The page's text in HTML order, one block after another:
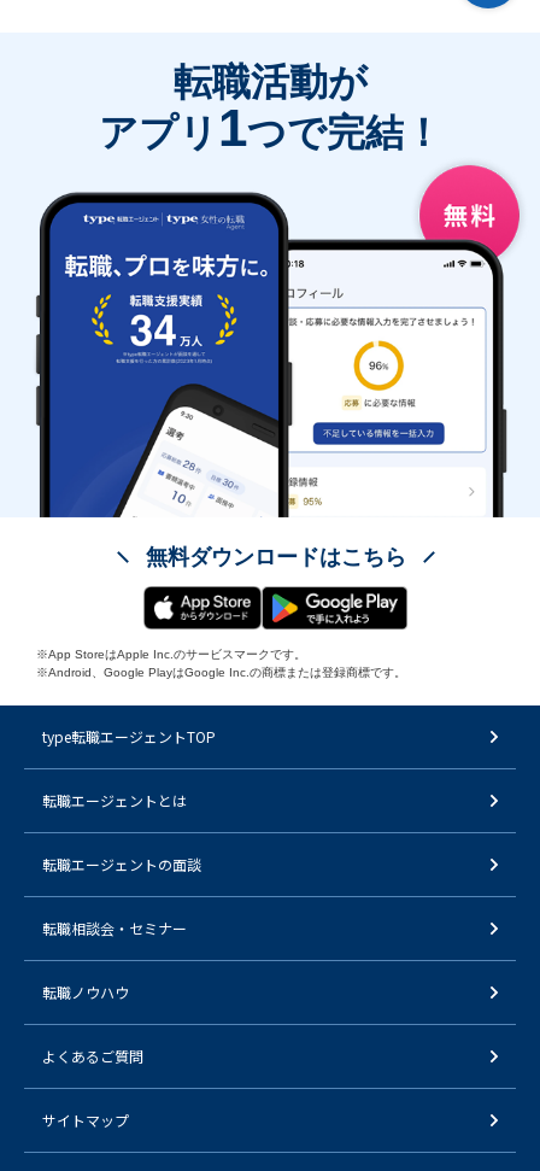
転職活動が
アプリ 1つで完結！
無料ダウンロードはこちら
※App StoreはApple Inc.のサービスマークです。
※Android、Google PlayはGoogle Inc.の商標または登録商標です。
type転職エージェントTOP
転職エージェントとは
転職エージェントの面談
転職相談会・セミナー
転職ノウハウ
よくあるご質問
サイトマップ